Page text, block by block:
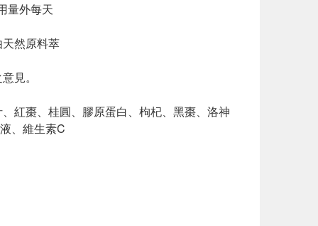
量外每天
然原料萃
見。
紅棗、桂圓、膠原蛋白、枸杞、黑棗、洛神
、維生素C